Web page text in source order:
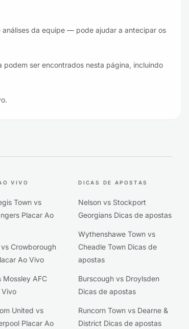
da equipe — pode ajudar a antecipar os
ser encontrados nesta página, incluindo
VIVO
Town vs
Placar Ao
vs Crowborough
Ao Vivo
Mossley AFC
Vivo
United vs
Placar Ao
DICAS DE APOSTAS
Nelson vs Stockport
Georgians Dicas de apostas
Wythenshawe Town vs
Cheadle Town Dicas de
apostas
Burscough vs Droylsden
Dicas de apostas
Runcorn Town vs Dearne &
District Dicas de apostas